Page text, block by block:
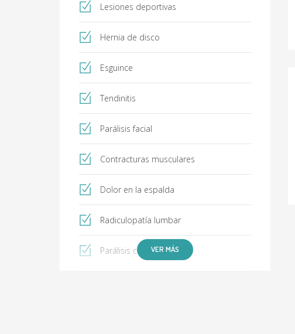
Lesiones deportivas
Hernia de disco
Esguince
Tendinitis
Parálisis facial
Contracturas musculares
Dolor en la espalda
Radiculopatía lumbar
Parálisis cerebralVER MÁS